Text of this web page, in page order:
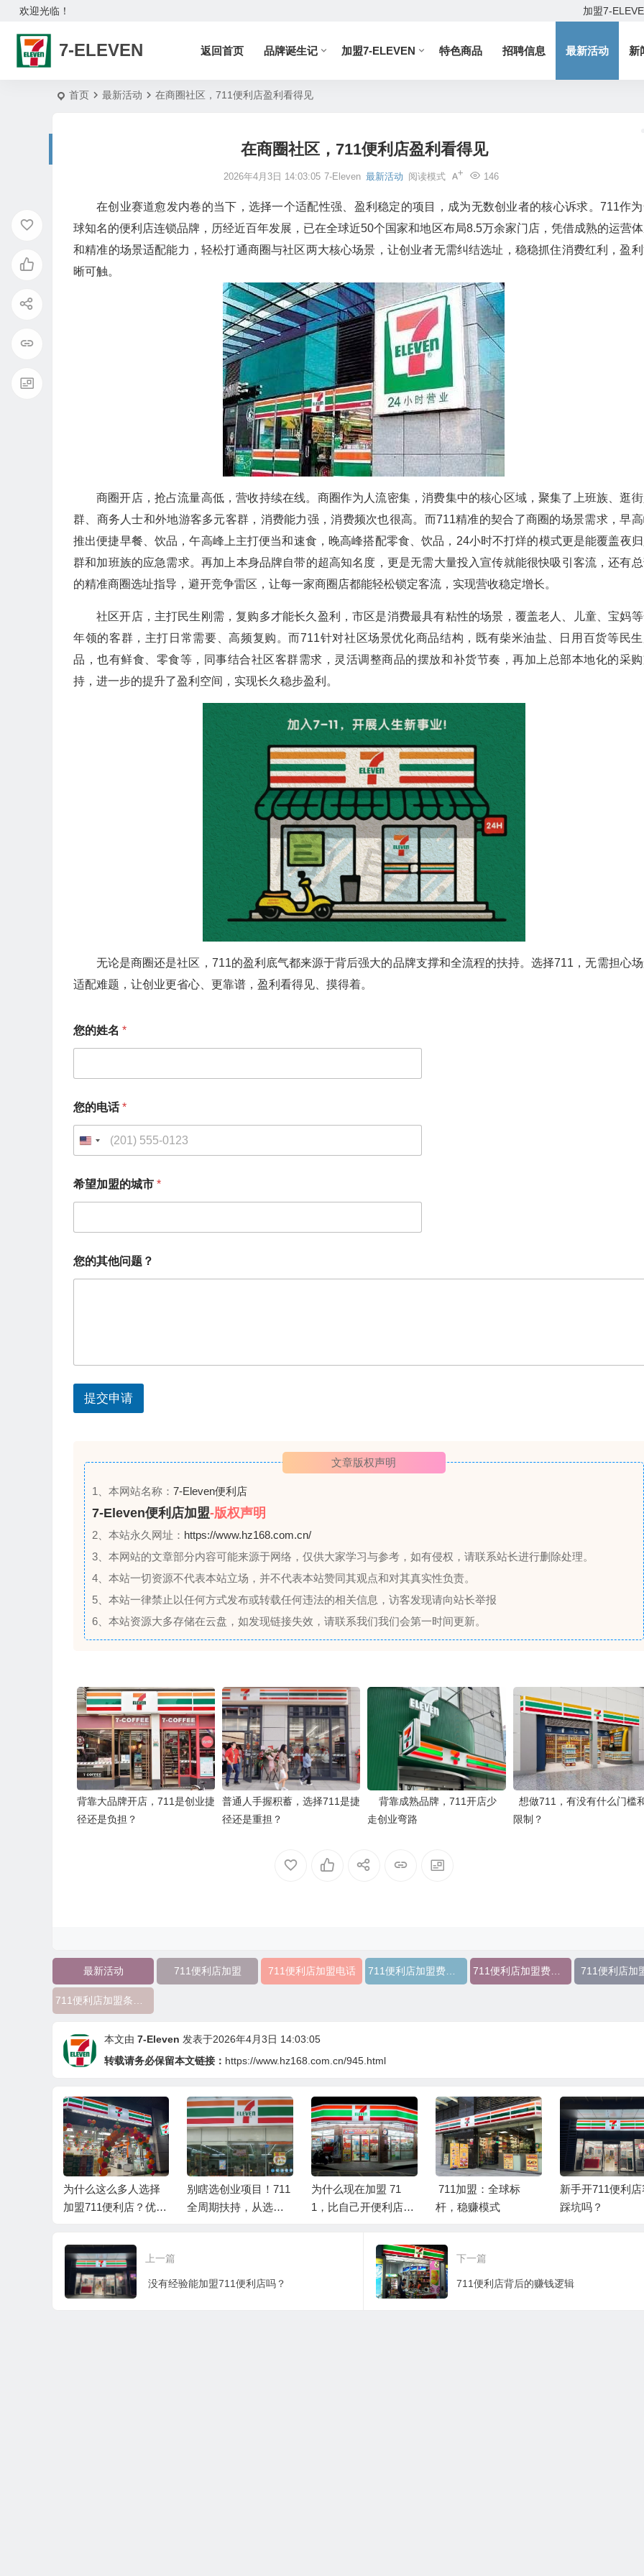
欢迎光临！ 加盟7-
7-ELEVEN 返回首页 品牌诞生记 加盟7-ELEVEN 特色商品 招聘信息 最新活动 新
首页 最新活动 在商圈社区，711便利店盈利看得见
在商圈社区，711便利店盈利看得见
2026年4月3日 14:03:05 7-Eleven 最新活动 146
阅读模式
在创业赛道愈发内卷的当下，选择一个适配性强、盈利稳定的项目，成为无数创业者的核心诉求。711作
球知名的便利店连锁品牌，历经近百年发展，已在全球近50个国家和地区布局8.5万余家门店，凭借成熟的运营
和精准的场景适配能力，轻松打通商圈与社区两大核心场景，让创业者无需纠结选址，稳稳抓住消费红利，盈
晰可触。
商圈开店，抢占流量高低，营收持续在线。商圈作为人流密集，消费集中的核心区域，聚集了上班族、逛
群、商务人士和外地游客多元客群，消费能力强，消费频次也很高。而711精准的契合了商圈的场景需求，早
推出便捷早餐、饮品，午高峰上主打便当和速食，晚高峰搭配零食、饮品，24小时不打烊的模式更是能覆盖夜
群和加班族的应急需求。再加上本身品牌自带的超高知名度，更是无需大量投入宣传就能很快吸引客流，还有
的精准商圈选址指导，避开竞争雷区，让每一家商圈店都能轻松锁定客流，实现营收稳定增长。
社区开店，主打民生刚需，复购多才能长久盈利，市区是消费最具有粘性的场景，覆盖老人、儿童、宝妈
年领的客群，主打日常需要、高频复购。而711针对社区场景优化商品结构，既有柴米油盐、日用百货等民
品，也有鲜食、零食等，同事结合社区客群需求，灵活调整商品的摆放和补货节奏，再加上总部本地化的采
持，进一步的提升了盈利空间，实现长久稳步盈利。
无论是商圈还是社区，711的盈利底气都来源于背后强大的品牌支撑和全流程的扶持。选择711，无需担心
适配难题，让创业更省心、更靠谱，盈利看得见、摸得着。
您
的
题
？
您
的
其
问
您的姓名 *
您的电话*
U
i
e
d
S
e
s
+
希望加盟的城市 *
您的其他问题？
提交申请
文章版权声明
1、本网站名称： 7-Eleven便利店
7-Eleven便利店加盟-版权声明
2、本站永久网址： https://www.hz168.com.cn/
3、本网站的文章部分内容可能来源于网络，仅供大家学习与参考，如有侵权，请联系站长进行删除处理。
4、本站一切资源不代表本站立场，并不代表本站赞同其观点和对其真实性负责。
5、本站一律禁止以任何方式发布或转载任何违法的相关信息，访客发现请向站长举报
6、本站资源大多存储在云盘，如发现链接失效，请联系我们我们会第一时间更新。
背靠大品牌开店，711是创业捷
径还是负担？
普通人手握积蓄，选择711是捷
径还是重担？
背靠成熟品牌，711开店少
走创业弯路
想做711，有没有什么门槛
限制？
最新活动 711便利店加盟 711便利店加盟电话 711便利店加盟费及条件 711便利店加
本文由 7-Eleven 发表于2026年4月3日 14:03:05
转载请务必保留本文链接： https://www.hz168.com.cn/945.html
为什么这么多人选择
加盟711便利店？优势
别瞎选创业项目！711
全周期扶持，从选址
为什么现在加盟 71
1，比自己开便利店更
711加盟：全球标
杆，稳赚模式
新手开711便利
踩坑吗？
上一篇
没有经验能加盟711便利店吗？
下一篇
711便利店背后的赚钱逻辑